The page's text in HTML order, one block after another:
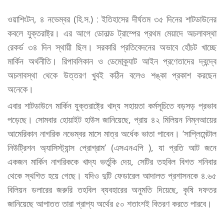
ওয়াশিংটন, ৪ নভেম্বর (হি.স.) : ইতিহাসের দীর্ঘতম ৩৫ দিনের শাটডাউনের
কবলে যুক্তরাষ্ট্র। এর আগে ডোনাল্ড ট্রাম্পের প্রথম মেয়াদে অচলাবস্থা
রেকর্ড ৩৪ দিন স্থায়ী ছিল। সরকারি প্রতিবেদনের অভাবে হোঁচট খাচ্ছে
মার্কিন অর্থনীতি। রিপাবলিকান ও ডেমোক্র্যাট আইন প্রণেতাদের দ্বন্দ্বে
অচলাবস্থা থেকে উত্তরণ খুবই কঠিন বলেও শঙ্কা প্রকাশ করছেন
অনেকে।
এবার শাটডাউনে মার্কিন যুক্তরাষ্ট্রে খাদ্য সহায়তা কর্মসূচিতে বড়সড় প্রভাব
পড়েছে। সোমবার হোয়াইট হাউস জানিয়েছে, প্রায় ৪২ মিলিয়ন নিম্নআয়ের
আমেরিকান নাগরিক নভেম্বর মাসে মাত্র অর্ধেক ভাতা পাবেন। ‘সাপ্লিমেন্টাল
নিউট্রিশন অ্যাসিস্ট্যান্স প্রোগ্রাম’ (এসএনএপি ), যা প্রতি আট জনে
একজন মার্কিন নাগরিককে খাদ্য ভর্তুকি দেয়, সেটির তহবিল বিগত শনিবার
থেকে স্থগিত হয়ে গেছে। যদিও দুটি ফেডারেল আদালত প্রশাসনকে ৪.৬৫
বিলিয়ন ডলারের জরুরি তহবিল ব্যবহারের অনুমতি দিয়েছে, কৃষি দফতর
জানিয়েছে আপাতত তারা প্রাপ্য অর্থের ৫০ শতাংশই বিতরণ করতে পারবে।